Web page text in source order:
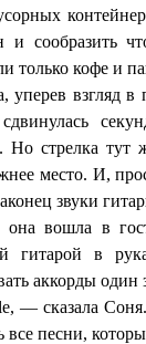
и сообразить
только кофе и
уперев взгляд
Но стрелка тут
место. И,
звуки
она вошла в
гитарой в
аккорды один
— сказала
песни,